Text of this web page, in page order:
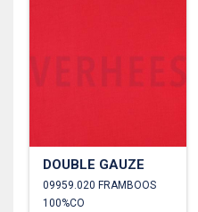
DOUBLE GAUZE
09959.020 FRAMBOOS
100%CO